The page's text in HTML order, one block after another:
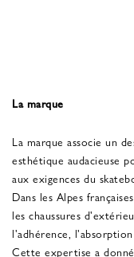
La marque
La marque associe un
esthétique audacieuse
aux exigences du
Dans les Alpes
les chaussures
l'adhérence,
Cette expertise a donné